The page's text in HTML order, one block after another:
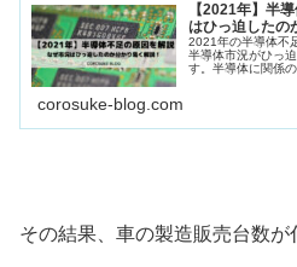
【2021年】半
はひっ迫したの
2021年の半導体不
半導体市況がひっ
す。半導体に関係
corosuke-blog.com
その結果、車の製造販売台数が